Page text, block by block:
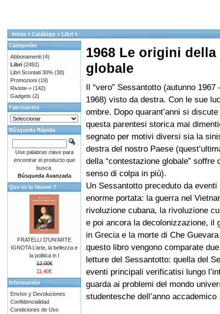
Inicio » Catálogo » Libri »
1968 Le origini
globale
Il “vero” Sessantotto (autunno 1967
1968) visto da destra. Con le sue
ombre. Dopo quarant’anni si
questa parentesi storica mai
segnato per motivi diversi sia la
destra del nostro Paese
della “contestazione globale” soffre
senso di colpa in più).
Un Sessantotto preceduto da
enorme portata: la guerra nel
rivoluzione cubana, la rivoluzione
e poi ancora la decolonizzazione, il
in Grecia e la morte di Che
questo libro vengono comparate
letture del Sessantotto: quella del
eventi principali verificatisi lungo
guarda ai problemi del mondo
studentesche dell’anno accademico
Categorías
Abbonamenti (4)
Libri (2492)
Libri Scontati 30% (30)
Promozioni (19)
Riviste-> (142)
Gadgets (2)
Fabricantes
Búsqueda Rápida
Use palabras clave para
encontrar el producto que
busca.
Búsqueda Avanzada
Que es lo Nuevo ?
FRATELLI D'UN'ARTE
IGNOTA L’arte, la bellezza e
la politica in I
12.00€
11.40€
Información
Envíos y Devoluciones
Confidencialidad
Condiciones de Uso